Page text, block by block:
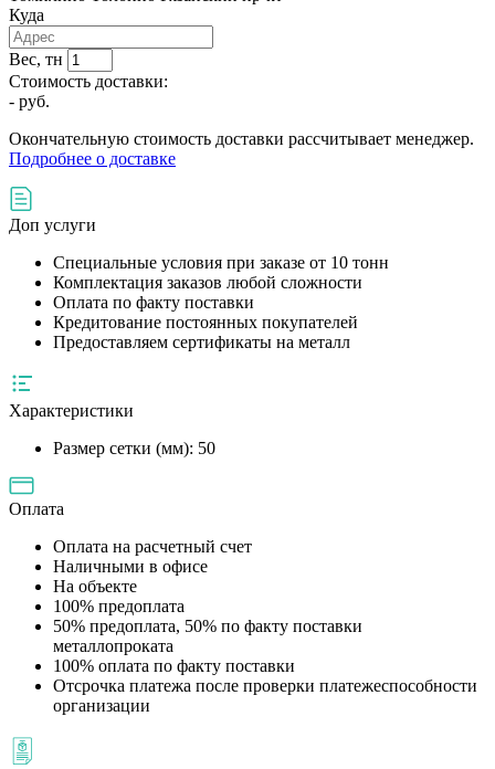
Куда
Вес, тн
Стоимость доставки:
- руб.
Окончательную стоимость доставки рассчитывает менеджер.
Подробнее о доставке
Доп услуги
Специальные условия при заказе от 10 тонн
Комплектация заказов любой сложности
Оплата по факту поставки
Кредитование постоянных покупателей
Предоставляем сертификаты на металл
Характеристики
Размер сетки (мм): 50
Оплата
Оплата на расчетный счет
Наличными в офисе
На объекте
100% предоплата
50% предоплата, 50% по факту поставки
металлопроката
100% оплата по факту поставки
Отсрочка платежа после проверки платежеспособности
организации